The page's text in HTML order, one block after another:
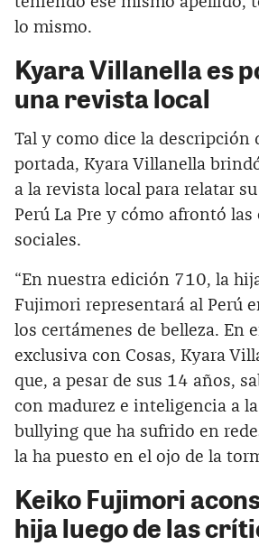
lo mismo.
Kyara Villanella es
una revista local
Tal y como dice la descripción
portada, Kyara Villanella
a la revista local para relatar
Perú La Pre y cómo afrontó
sociales.
“En nuestra edición 710, la
Fujimori representará al Perú
los certámenes de belleza. En
exclusiva con Cosas, Kyara
que, a pesar de sus 14 años,
con madurez e inteligencia a
bullying que ha sufrido en
la ha puesto en el ojo de la
Keiko Fujimori
hija luego de las